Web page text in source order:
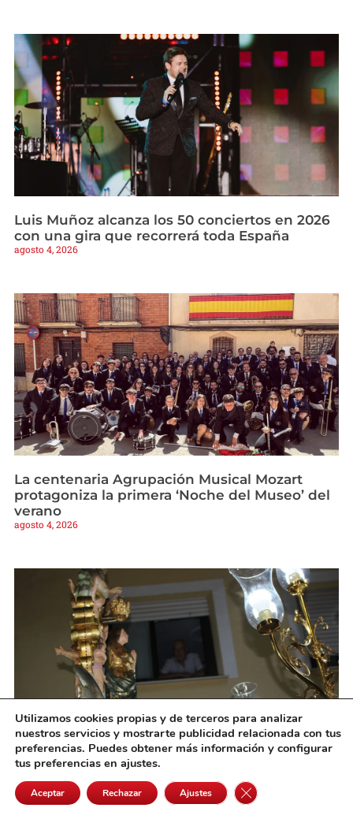
Luis Muñoz alcanza los 50 conciertos en 2026
con una gira que recorrerá toda España
agosto 4, 2026
La centenaria Agrupación Musical Mozart
protagoniza la primera ‘Noche del Museo’ del
verano
agosto 4, 2026
La Virgen de los Ángeles volvió a emocionar a
Pedro Muñoz en la noche grande de sus
fiestas
agosto 4, 2026
Utilizamos cookies propias y de terceros para analizar
nuestros servicios y mostrarte publicidad relacionada con tus
preferencias. Puedes obtener más información y configurar
tus preferencias en ajustes.
Aceptar Rechazar Ajustes Cerrar el banner de